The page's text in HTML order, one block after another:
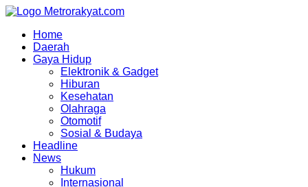
Skip
contentHome
Daerah
Gaya Hidup
Elektronik & Gadget
Hiburan
Kesehatan
Olahraga
Otomotif
Sosial & Budaya
Headline
News
Hukum
Internasional